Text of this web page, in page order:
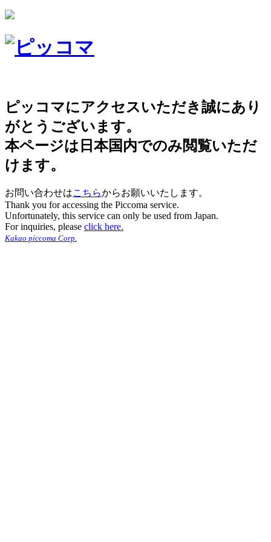
ピッコマにアクセスいただき誠にあり
がとうございます。
本ページは日本国内でのみ閲覧いただ
けます。
お問い合わせはこちらからお願いいたします。
Thank you for accessing the Piccoma service.
Unfortunately, this service can only be used from Japan.
For inquiries, please click here.
Kakao piccoma Corp.